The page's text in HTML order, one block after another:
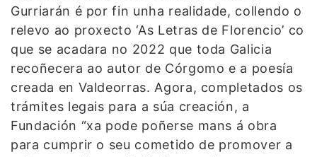
Gurriarán é por fin unha realidade, collendo o
relevo ao proxecto ‘As Letras de Florencio’ co
que se acadara no 2022 que toda Galicia
recoñecera ao autor de Córgomo e a poesía
creada en Valdeorras. Agora, completados os
trámites legais para a súa creación, a
Fundación “xa pode poñerse mans á obra
para cumprir o seu cometido de promover a